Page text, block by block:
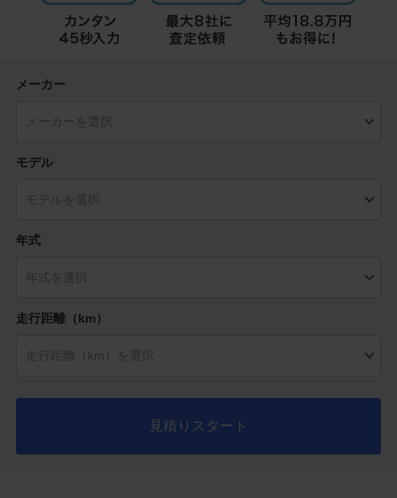
メーカー
モデル
年式
走行距離（km）
見積りスタート